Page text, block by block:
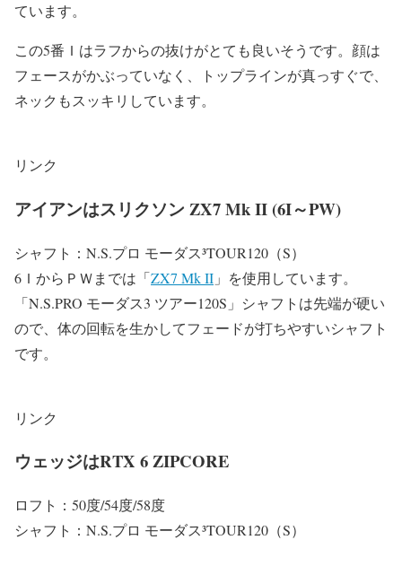
ています。
この5番Ｉはラフからの抜けがとても良いそうです。顔は
フェースがかぶっていなく、トップラインが真っすぐで、
ネックもスッキリしています。
リンク
アイアンはスリクソン ZX7 Mk II (6I～PW)
シャフト：N.S.プロ モーダス³TOUR120（S）
6ＩからＰＷまでは「ZX7 Mk II 」を使用しています。
「N.S.PRO モーダス3 ツアー120S」シャフトは先端が硬い
ので、体の回転を生かしてフェードが打ちやすいシャフト
です。
リンク
ウェッジはRTX 6 ZIPCORE
ロフト：50度/54度/58度
シャフト：N.S.プロ モーダス³TOUR120（S）